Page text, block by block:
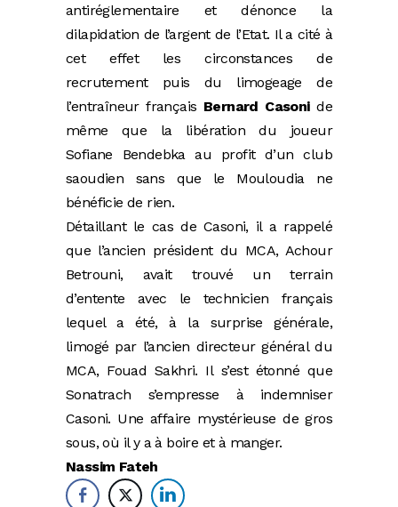
antiréglementaire et dénonce la
dilapidation de l’argent de l’Etat. Il a cité à
cet effet les circonstances de
recrutement puis du limogeage de
l’entraîneur français Bernard Casonide
même que la libération du joueur
Sofiane Bendebka au profit d’un club
saoudien sans que le Mouloudia ne
bénéficie de rien.
Détaillant le cas de Casoni, il a rappelé
que l’ancien président du MCA, Achour
Betrouni, avait trouvé un terrain
d’entente avec le technicien français
lequel a été, à la surprise générale,
limogé par l’ancien directeur général du
MCA, Fouad Sakhri. Il s’est étonné que
Sonatrach s’empresse à indemniser
Casoni. Une affaire mystérieuse de gros
sous, où il y a à boire et à manger.
Nassim Fateh